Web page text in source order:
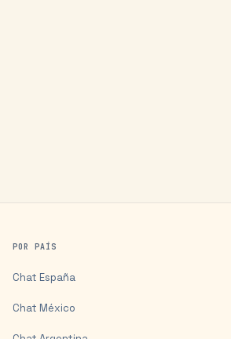
POR PAÍS
Chat España
Chat México